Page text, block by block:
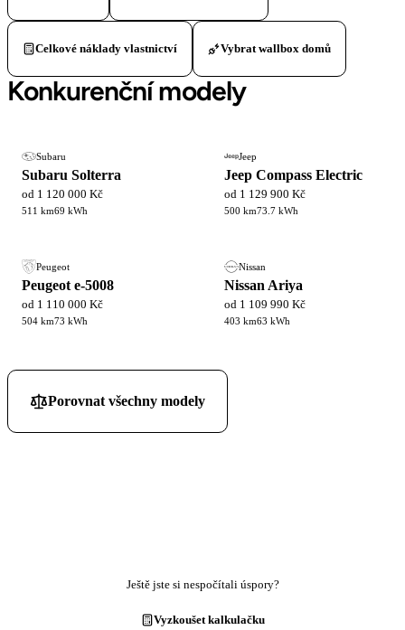
Celkové náklady vlastnictví Vybrat wallbox domů
Konkurenční modely
Subaru
Subaru Solterra
od 1 120 000 Kč
511 km69 kWh
Jeep
Jeep Compass Electric
od 1 129 900 Kč
500 km73.7 kWh
Peugeot
Peugeot e-5008
od 1 110 000 Kč
504 km73 kWh
Nissan
Nissan Ariya
od 1 109 990 Kč
403 km63 kWh
Porovnat všechny modely
Ještě jste si nespočítali úspory?
Vyzkoušet kalkulačku